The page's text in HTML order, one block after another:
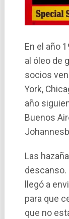
En el año
al óleo de
socios
York,
año
Buenos
Las
descanso.
llegó a
para que
que no